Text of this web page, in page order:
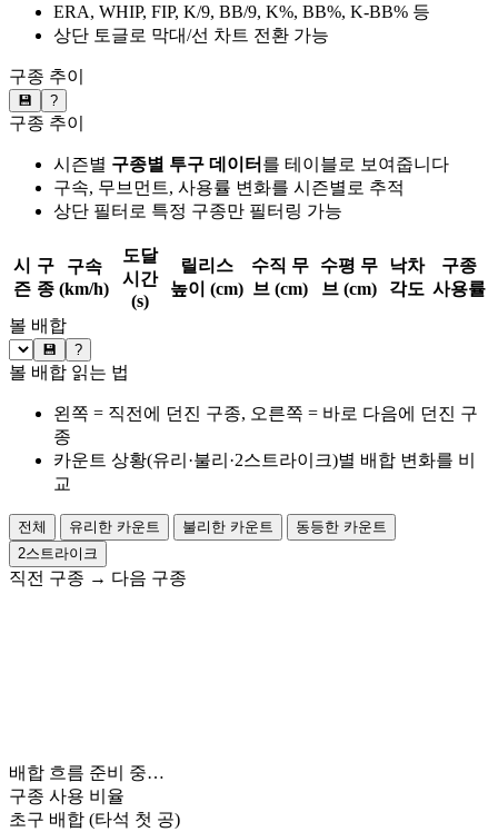
ERA, WHIP, FIP, K/9, BB/9, K%, BB%, K-BB% 등
상단 토글로 막대/선 차트 전환 가능
구종 추이
💾 ?
구종 추이
시즌별 구종별 투구 데이터 를 테이블로 보여줍니다
구속, 무브먼트, 사용률 변화를 시즌별로 추적
상단 필터로 특정 구종만 필터링 가능
시
즌
구
종
구속
(km/h)
도달
시간
(s)
릴리스
높이 (cm)
수직 무
브 (cm)
수평 무
브 (cm)
낙차
각도
구종
사용률
볼 배합
💾 ?
볼 배합 읽는 법
왼쪽 = 직전에 던진 구종, 오른쪽 = 바로 다음에 던진 구
종
카운트 상황(유리·불리·2스트라이크)별 배합 변화를 비
교
전체 유리한 카운트 불리한 카운트
동등한 카운트
2스트라이크
직전 구종 → 다음 구종
배합 흐름 준비 중…
구종 사용 비율
초구 배합 (타석 첫 공)